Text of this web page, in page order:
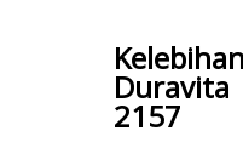
Duravita
2157